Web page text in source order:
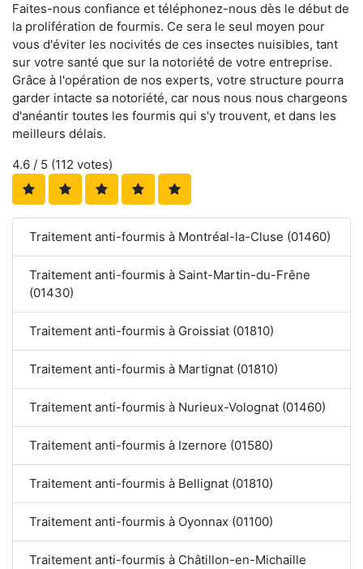
Faites-nous confiance et téléphonez-nous dès le début de
la prolifération de fourmis. Ce sera le seul moyen pour
vous d'éviter les nocivités de ces insectes nuisibles, tant
sur votre santé que sur la notoriété de votre entreprise.
Grâce à l'opération de nos experts, votre structure pourra
garder intacte sa notoriété, car nous nous nous chargeons
d'anéantir toutes les fourmis qui s'y trouvent, et dans les
meilleurs délais.
4.6 / 5 (112 votes)
Traitement anti-fourmis à Montréal-la-Cluse (01460)
Traitement anti-fourmis à Saint-Martin-du-Frêne
(01430)
Traitement anti-fourmis à Groissiat (01810)
Traitement anti-fourmis à Martignat (01810)
Traitement anti-fourmis à Nurieux-Volognat (01460)
Traitement anti-fourmis à Izernore (01580)
Traitement anti-fourmis à Bellignat (01810)
Traitement anti-fourmis à Oyonnax (01100)
Traitement anti-fourmis à Châtillon-en-Michaille